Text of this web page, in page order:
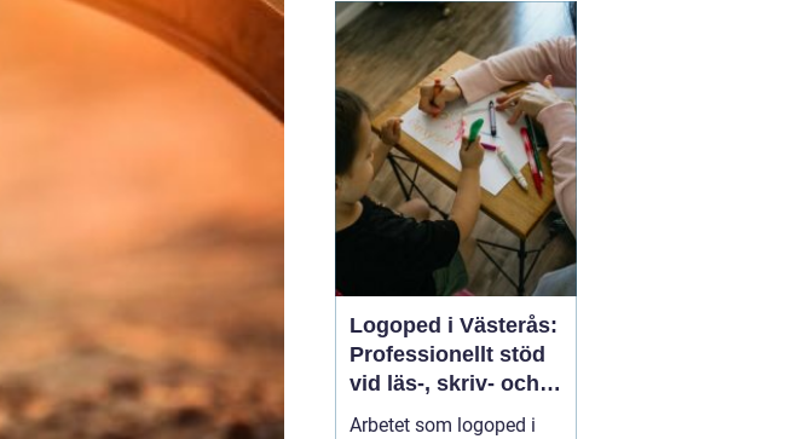
försvunnit. Par i
stockholm söker ofta en
trygg och professionell
plats där de kan tala
öppet, förstå sina
reaktioner bä...
Logoped i Västerås:
Professionellt stöd
vid läs-, skriv- och
språksvårigheter
Arbetet som logoped i